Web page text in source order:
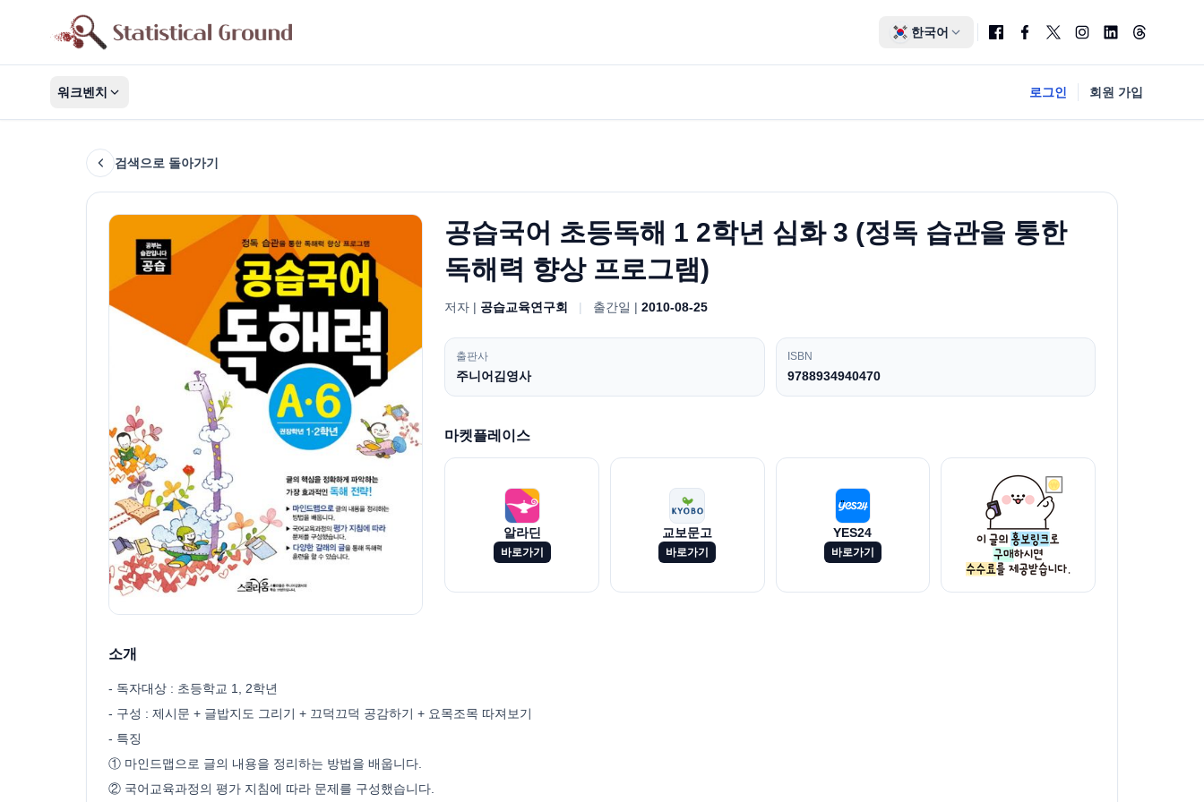
한국어
워크벤치 로그인 회원 가입
검색으로 돌아가기
공습국어 초등독해 1 2학년 심화 3 (정독 습관을 통한
독해력 향상 프로그램)
저자 | 공습교육연구회 | 출간일 |2010-08-25
출판사
주니어김영사
ISBN
9788934940470
마켓플레이스
알라딘
바로가기
교보문고
바로가기
YES24
바로가기
소개
- 독자대상 : 초등학교 1, 2학년
- 구성 : 제시문 + 글밥지도 그리기 + 끄덕끄덕 공감하기 + 요목조목 따져보기
- 특징
① 마인드맵으로 글의 내용을 정리하는 방법을 배웁니다.
② 국어교육과정의 평가 지침에 따라 문제를 구성했습니다.